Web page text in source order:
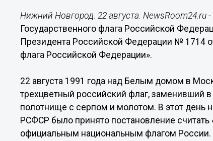
Нижний Новгород. 22 августа. NewsRoom24.ru -
Государственного флага Российской
Президента Российской Федерации № 1714
флага Российской Федерации».
22 августа 1991 года над Белым домом в
трехцветный российский флаг, заменивший
полотнище с серпом и молотом. В этот день
РСФСР было принято постановление считать
официальным национальным флагом